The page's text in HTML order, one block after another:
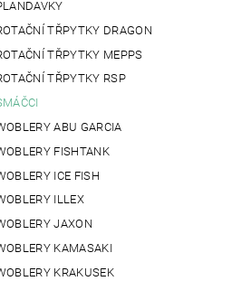
TŘPYTKY DRAGON
TŘPYTKY MEPPS
TŘPYTKY RSP
ABU GARCIA
FISHTANK
ICE FISH
ILLEX
JAXON
KAMASAKI
KRAKUSEK